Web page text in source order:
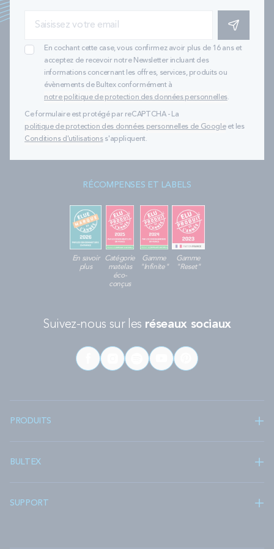
S'INSCRIRE
En cochant cette case, vous confirmez avoir plus de 16 ans et
acceptez de recevoir notre Newsletter incluant des
informations concernant les offres, services, produits ou
évènements de Bultex conformément à
notre politique de protection des données personnelles.
Ce formulaire est protégé par reCAPTCHA - La
politique de protection des données personnelles de Googleet les
Conditions d'utilisationss'appliquent.
RÉCOMPENSES ET LABELS
En savoir
plus
Catégorie
matelas
éco-
conçus
Gamme
"Infinite"
Gamme
"Reset"
Suivez-nous sur les réseaux sociaux
PRODUITS
BULTEX
SUPPORT